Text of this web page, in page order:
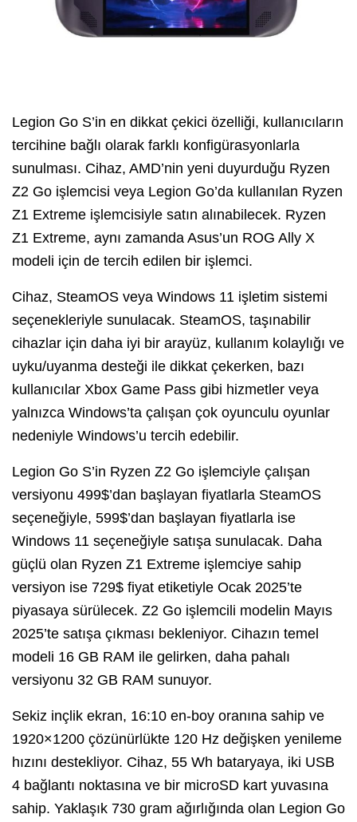
Legion Go S’in en dikkat çekici özelliği, kullanıcıların
tercihine bağlı olarak farklı konfigürasyonlarla
sunulması. Cihaz, AMD’nin yeni duyurduğu Ryzen
Z2 Go işlemcisi veya Legion Go’da kullanılan Ryzen
Z1 Extreme işlemcisiyle satın alınabilecek. Ryzen
Z1 Extreme, aynı zamanda Asus’un ROG Ally X
modeli için de tercih edilen bir işlemci.
Cihaz, SteamOS veya Windows 11 işletim sistemi
seçenekleriyle sunulacak. SteamOS, taşınabilir
cihazlar için daha iyi bir arayüz, kullanım kolaylığı ve
uyku/uyanma desteği ile dikkat çekerken, bazı
kullanıcılar Xbox Game Pass gibi hizmetler veya
yalnızca Windows’ta çalışan çok oyunculu oyunlar
nedeniyle Windows’u tercih edebilir.
Legion Go S’in Ryzen Z2 Go işlemciyle çalışan
versiyonu 499$’dan başlayan fiyatlarla SteamOS
seçeneğiyle, 599$’dan başlayan fiyatlarla ise
Windows 11 seçeneğiyle satışa sunulacak. Daha
güçlü olan Ryzen Z1 Extreme işlemciye sahip
versiyon ise 729$ fiyat etiketiyle Ocak 2025’te
piyasaya sürülecek. Z2 Go işlemcili modelin Mayıs
2025’te satışa çıkması bekleniyor. Cihazın temel
modeli 16 GB RAM ile gelirken, daha pahalı
versiyonu 32 GB RAM sunuyor.
Sekiz inçlik ekran, 16:10 en-boy oranına sahip ve
1920×1200 çözünürlükte 120 Hz değişken yenileme
hızını destekliyor. Cihaz, 55 Wh bataryaya, iki USB
4 bağlantı noktasına ve bir microSD kart yuvasına
sahip. Yaklaşık 730 gram ağırlığında olan Legion Go